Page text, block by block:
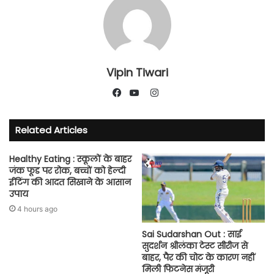
Vipin Tiwari
Instagram
Related Articles
Healthy Eating : स्कूलों के बाहर
जंक फूड पर रोक, बच्चों को हेल्दी
ईटिंग की आदत सिखाने के आसान
उपाय
4 hours ago
Sai Sudarshan Out : साई
सुदर्शन श्रीलंका टेस्ट सीरीज से
बाहर, पैर की चोट के कारण नहीं
मिली फिटनेस मंजूरी